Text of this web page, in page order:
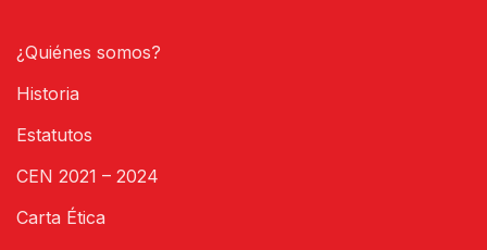
¿Quiénes somos?
Historia
Estatutos
CEN 2021 – 2024
Carta Ética